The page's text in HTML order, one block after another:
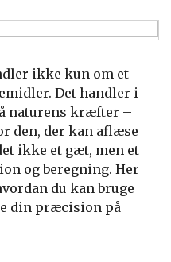
ikke kun om et
Det handler i
naturens kræfter –
den, der kan aflæse
ikke et gæt, men et
og beregning. Her
du kan bruge
din præcision på